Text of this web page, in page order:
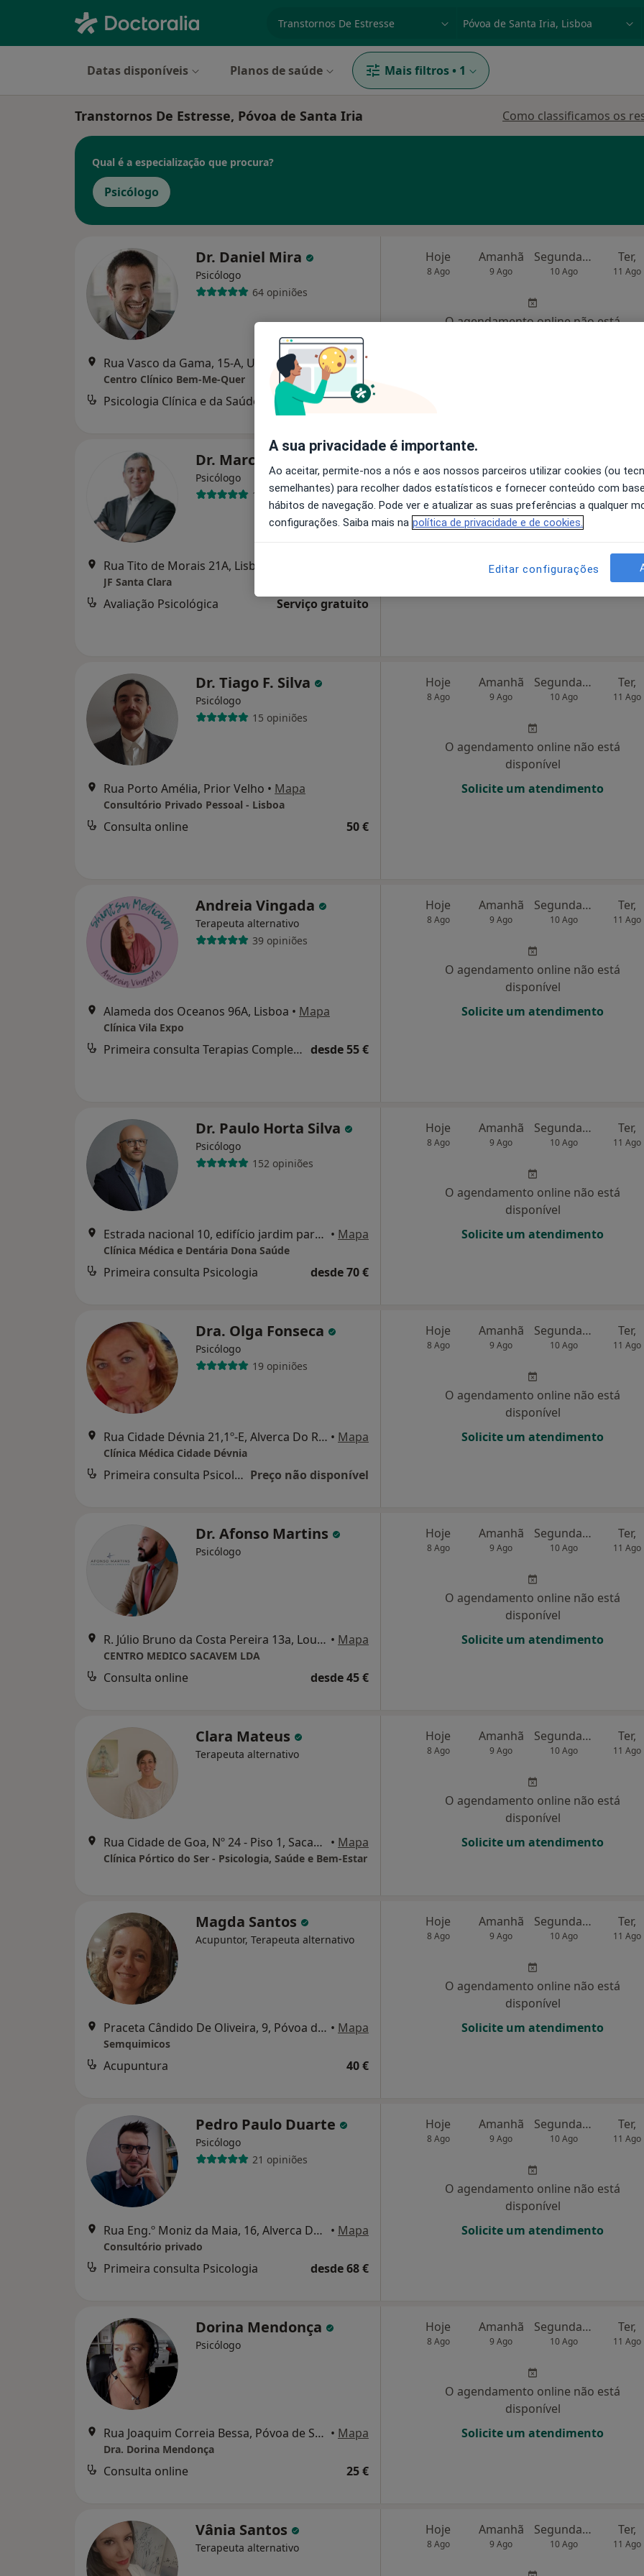
p. ex. Lisboa
Datas disponíveis Planos de saúde Mais filtros • 1
Transtornos De Estresse, Póvoa de Santa Iria Como classificamos os
Qual é a especialização que procura?
Psicólogo
Dr. Daniel Mira
Psicólogo
64 opiniões
Rua Vasco da Gama, 15-A, Urbaniz. Infantado, Loures • Mapa
Centro Clínico Bem-Me-Quer
Psicologia Clínica e da Saúde 65 €
Hoje
8 Ago
Amanhã
9 Ago
Segunda-feira
10 Ago
Ter,
11 Ago
O agendamento online não está
Dr. Marco Oliveira
Psicólogo
11 opiniões
Rua Tito de Morais 21A, Lisboa
JF Santa Clara
Avaliação Psicológica Serviço gratuito
8 Ago 9 Ago 10 Ago 11 Ago
O agendamento online não está
Solicite um atendimento
Dr. Tiago F. Silva
Psicólogo
15 opiniões
Rua Porto Amélia, Prior Velho • Mapa
Consultório Privado Pessoal - Lisboa
Consulta online 50 €
Hoje
8 Ago
Amanhã
9 Ago
Segunda-feira
10 Ago
Ter,
11 Ago
O agendamento online não está
disponível
Solicite um atendimento
Andreia Vingada
Terapeuta alternativo
39 opiniões
Alameda dos Oceanos 96A, Lisboa • Mapa
Clínica Vila Expo
Primeira consulta Terapias Complementares e Alternativas desde 55 €
Hoje
8 Ago
Amanhã
9 Ago
Segunda-feira
10 Ago
Ter,
11 Ago
O agendamento online não está
disponível
Solicite um atendimento
Dr. Paulo Horta Silva
Psicólogo
152 opiniões
Estrada nacional 10, edifício jardim parque, bloco A, loja 3 A, Alverca Do Ribatejo • Mapa
Clínica Médica e Dentária Dona Saúde
Primeira consulta Psicologia desde 70 €
Hoje
8 Ago
Amanhã
9 Ago
Segunda-feira
10 Ago
Ter,
11 Ago
O agendamento online não está
disponível
Solicite um atendimento
Dra. Olga Fonseca
Psicólogo
19 opiniões
Rua Cidade Dévnia 21,1º-E, Alverca Do Ribatejo • Mapa
Clínica Médica Cidade Dévnia
Primeira consulta Psicologia Preço não disponível
Hoje
8 Ago
Amanhã
9 Ago
Segunda-feira
10 Ago
Ter,
11 Ago
O agendamento online não está
disponível
Solicite um atendimento
Dr. Afonso Martins
Psicólogo
R. Júlio Bruno da Costa Pereira 13a, Loures • Mapa
CENTRO MEDICO SACAVEM LDA
Consulta online desde 45 €
Hoje
8 Ago
Amanhã
9 Ago
Segunda-feira
10 Ago
Ter,
11 Ago
O agendamento online não está
disponível
Solicite um atendimento
Clara Mateus
Terapeuta alternativo
Rua Cidade de Goa, Nº 24 - Piso 1, Sacavém • Mapa
Clínica Pórtico do Ser - Psicologia, Saúde e Bem-Estar
Hoje
8 Ago
Amanhã
9 Ago
Segunda-feira
10 Ago
Ter,
11 Ago
O agendamento online não está
disponível
Solicite um atendimento
Magda Santos
Acupuntor, Terapeuta alternativo
Praceta Cândido De Oliveira, 9, Póvoa de Santo Adrião • Mapa
Semquimicos
Acupuntura 40 €
Hoje
8 Ago
Amanhã
9 Ago
Segunda-feira
10 Ago
Ter,
11 Ago
O agendamento online não está
disponível
Solicite um atendimento
Pedro Paulo Duarte
Psicólogo
21 opiniões
Rua Eng.º Moniz da Maia, 16, Alverca Do Ribatejo • Mapa
Consultório privado
Primeira consulta Psicologia desde 68 €
Hoje
8 Ago
Amanhã
9 Ago
Segunda-feira
10 Ago
Ter,
11 Ago
O agendamento online não está
disponível
Solicite um atendimento
Dorina Mendonça
Psicólogo
Rua Joaquim Correia Bessa, Póvoa de Santa Iria • Mapa
Dra. Dorina Mendonça
Consulta online 25 €
Hoje
8 Ago
Amanhã
9 Ago
Segunda-feira
10 Ago
Ter,
11 Ago
O agendamento online não está
disponível
Solicite um atendimento
Vânia Santos
Terapeuta alternativo
Hoje
8 Ago
Amanhã
9 Ago
Segunda-feira
10 Ago
Ter,
11 Ago
A sua privacidade é importante.
Ao aceitar, permite-nos a nós e aos nossos parceiros utilizar cookies (ou
semelhantes) para recolher dados estatísticos e fornecer conteúdo com
hábitos de navegação. Pode ver e atualizar as suas preferências a qualquer
configurações. Saiba mais na política de privacidade e de cookies.
Editar configurações